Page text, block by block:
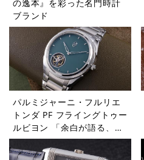
の逸本』を彩った名門時計
ブランド
パルミジャーニ・フルリエ
トンダ PF フライングトゥー
ルビヨン 「余白が語る、本
当の贅沢」【今週の逸本
Vol.364】